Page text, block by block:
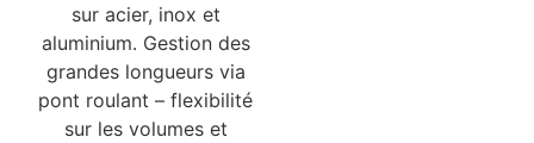
sur acier, inox et
aluminium. Gestion des
grandes longueurs via
pont roulant – flexibilité
sur les volumes et